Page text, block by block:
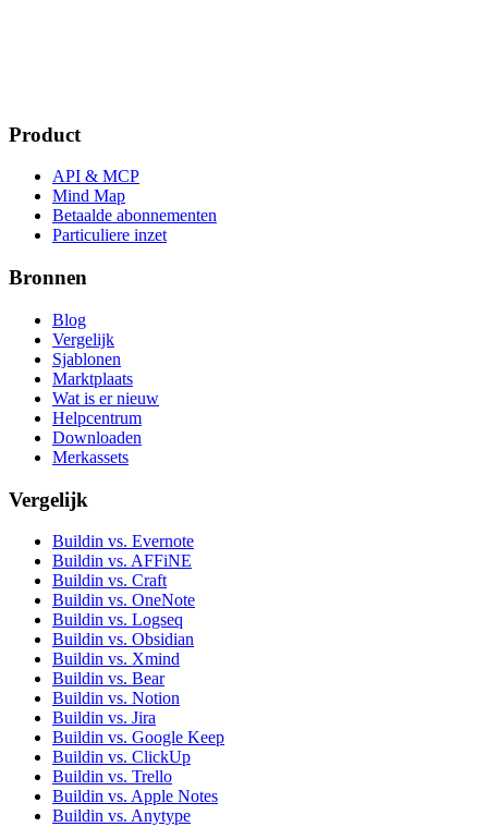
Product
API & MCP
Mind Map
Betaalde abonnementen
Particuliere inzet
Bronnen
Blog
Vergelijk
Sjablonen
Marktplaats
Wat is er nieuw
Helpcentrum
Downloaden
Merkassets
Vergelijk
Buildin vs. Evernote
Buildin vs. AFFiNE
Buildin vs. Craft
Buildin vs. OneNote
Buildin vs. Logseq
Buildin vs. Obsidian
Buildin vs. Xmind
Buildin vs. Bear
Buildin vs. Notion
Buildin vs. Jira
Buildin vs. Google Keep
Buildin vs. ClickUp
Buildin vs. Trello
Buildin vs. Apple Notes
Buildin vs. Anytype